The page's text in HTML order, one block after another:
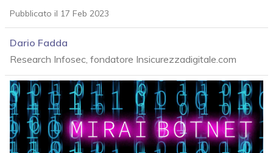
Pubblicato il 17 Feb 2023
Dario Fadda
Research Infosec, fondatore Insicurezzadigitale.com